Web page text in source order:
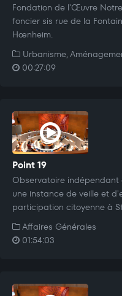
Fondation de l'Œuvre
foncier sis rue de la
Hœnheim.
Urbanisme,
00:27:09
Point 19
Observatoire
une instance de veille et
participation citoyenne à
Affaires Générales
01:54:03